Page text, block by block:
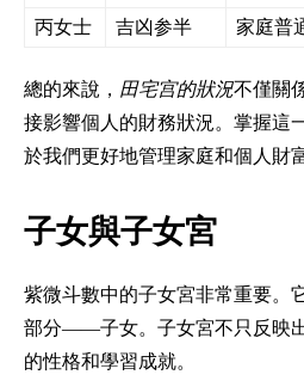
丙女士
吉凶参半 家庭普
總的來說， 田宅宫的狀況不僅關
接影響個人的財務狀況。掌握這
於我們更好地管理家庭和個人財富
子女與子女宮
紫微斗數中的子女宮非常重要。
部分——子女。子女宮不只反映
的性格和學習成就。